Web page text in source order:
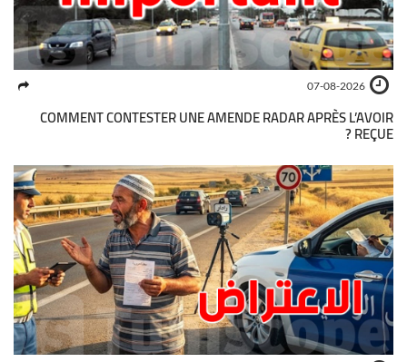
07-08-2026
COMMENT CONTESTER UNE AMENDE RADAR APRÈS L’AVOIR
REÇUE ?